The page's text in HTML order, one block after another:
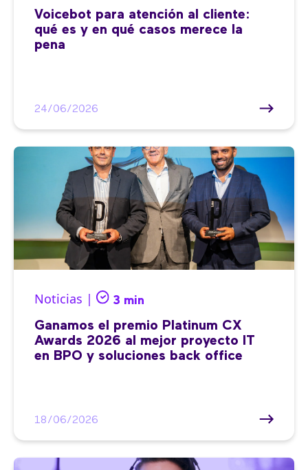
Voicebot para atención al cliente:
qué es y en qué casos merece la
pena
24/06/2026
Noticias | 3 min
Ganamos el premio Platinum CX
Awards 2026 al mejor proyecto IT
en BPO y soluciones back office
18/06/2026